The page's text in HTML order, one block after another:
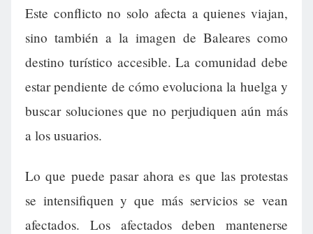
Este conflicto no solo afecta a quienes viajan,
sino también a la imagen de Baleares como
destino turístico accesible. La comunidad debe
estar pendiente de cómo evoluciona la huelga y
buscar soluciones que no perjudiquen aún más
a los usuarios.
Lo que puede pasar ahora es que las protestas
se intensifiquen y que más servicios se vean
afectados. Los afectados deben mantenerse